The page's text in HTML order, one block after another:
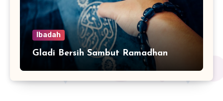
Ibadah
Gladi Bersih Sambut Ramadhan